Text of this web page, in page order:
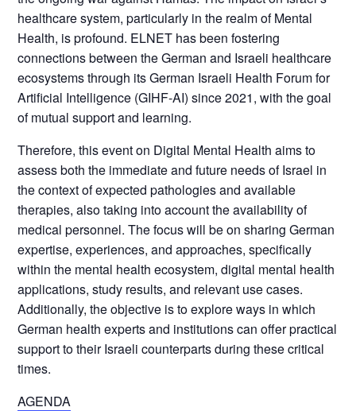
healthcare system, particularly in the realm of Mental
Health, is profound. ELNET has been fostering
connections between the German and Israeli healthcare
ecosystems through its German Israeli Health Forum for
Artificial Intelligence (GIHF-AI) since 2021, with the goal
of mutual support and learning.
Therefore, this event on Digital Mental Health aims to
assess both the immediate and future needs of Israel in
the context of expected pathologies and available
therapies, also taking into account the availability of
medical personnel. The focus will be on sharing German
expertise, experiences, and approaches, specifically
within the mental health ecosystem, digital mental health
applications, study results, and relevant use cases.
Additionally, the objective is to explore ways in which
German health experts and institutions can offer practical
support to their Israeli counterparts during these critical
times.
AGENDA